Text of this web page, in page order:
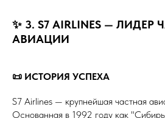
✨ 3. S7 AIRLINES — ЛИДЕР
АВИАЦИИ
📜 ИСТОРИЯ УСПЕХА
S7 Airlines — крупнейшая частная
Основанная в 1992 году как